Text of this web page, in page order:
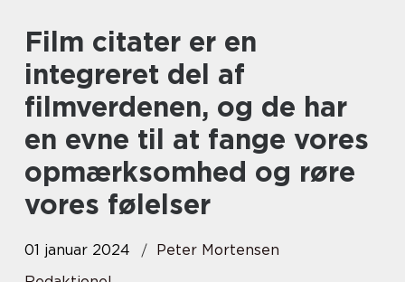
Film citater er en
integreret del af
filmverdenen, og de har
en evne til at fange vores
opmærksomhed og røre
vores følelser
01 januar 2024
Peter Mortensen